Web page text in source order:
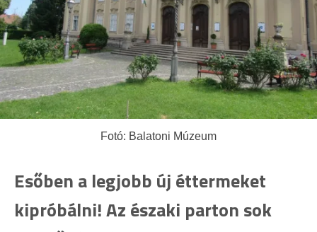
Fotó: Balatoni Múzeum
Esőben a legjobb új éttermeket
kipróbálni! Az északi parton sok